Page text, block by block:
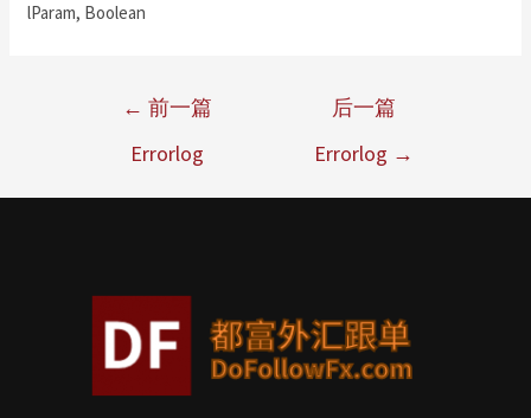
lParam, Boolean
← 前一篇
Errorlog
后一篇
Errorlog →